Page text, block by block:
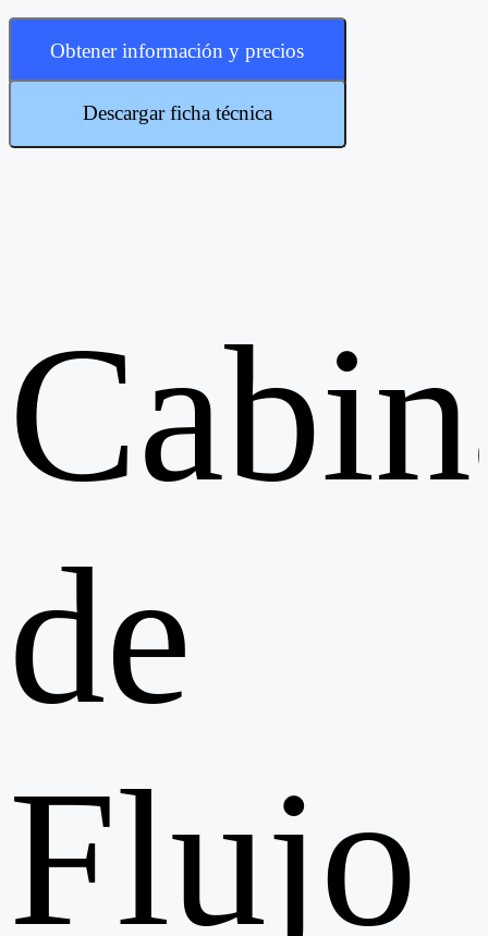
Obtener información y precios
Descargar ficha técnica
de
Flujo